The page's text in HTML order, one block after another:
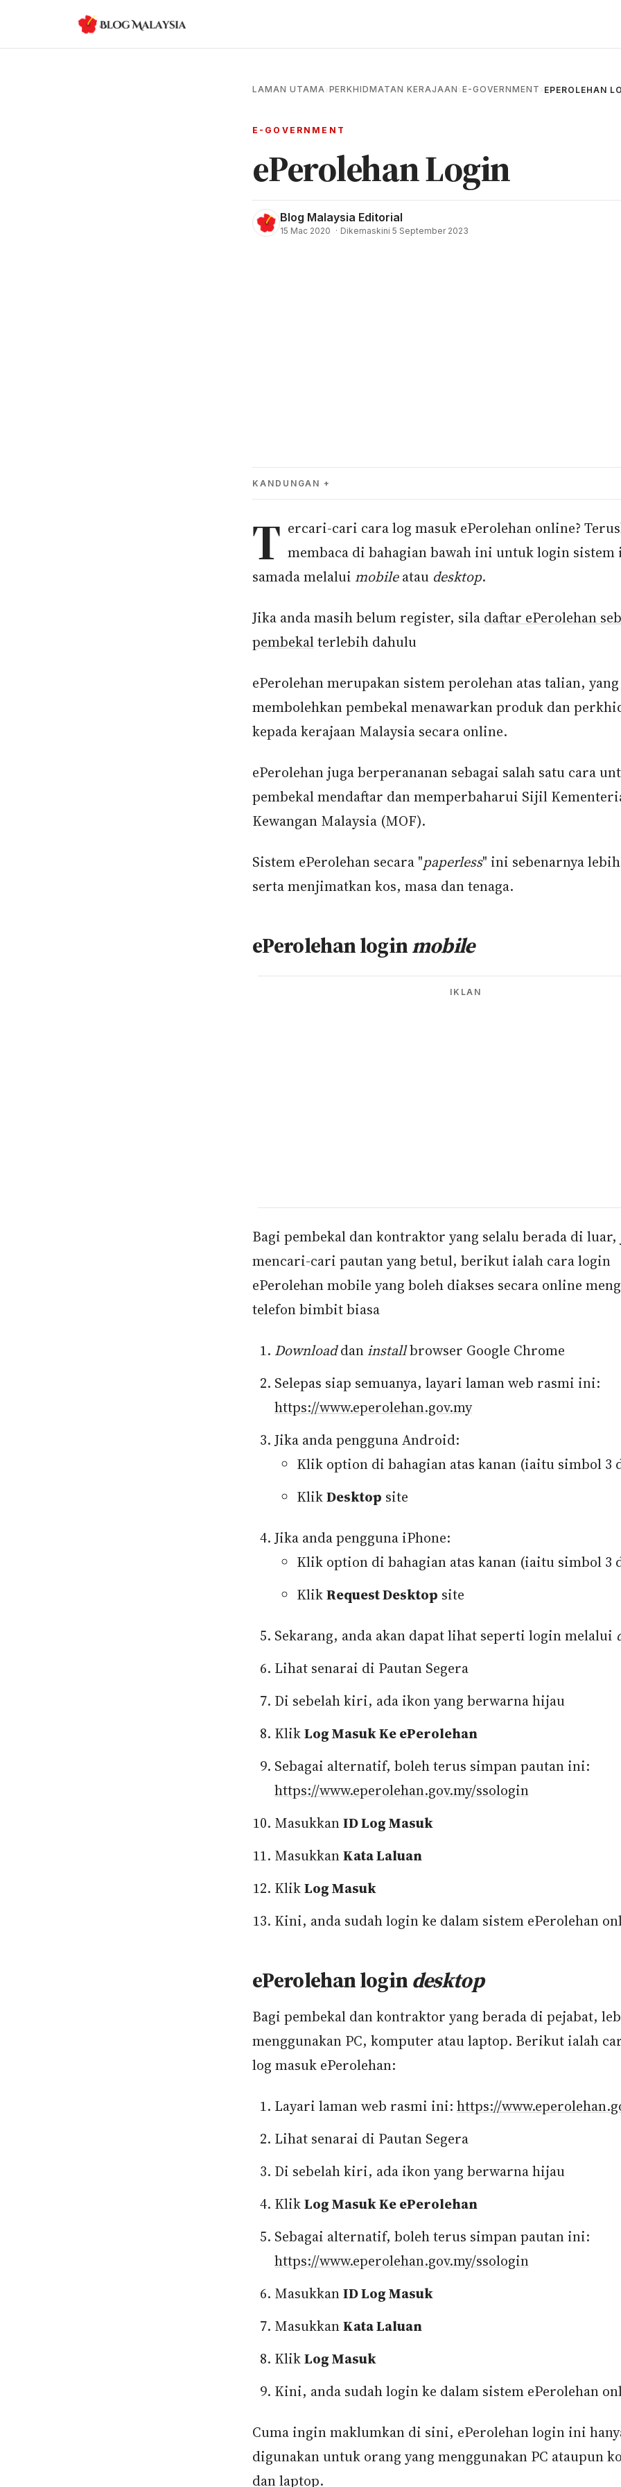
LAMAN UTAMA› PERKHIDMATAN KERAJAAN › E-GOVERNMENT › EPEROLEHAN
E-GOVERNMENT
ePerolehan Login
Blog Malaysia Editorial
15 Mac 2020 · Dikemaskini 5 September 2023
KANDUNGAN
T ercari-cari cara log masuk ePerolehan online?
membaca di bahagian bawah ini untuk login sistem
samada melalui mobileatau desktop.
Jika anda masih belum register, sila daftar ePerolehan
pembekalterlebih dahulu
ePerolehan merupakan sistem perolehan atas talian, yang
membolehkan pembekal menawarkan produk dan
kepada kerajaan Malaysia secara online.
ePerolehan juga berperananan sebagai salah satu cara
pembekal mendaftar dan memperbaharui Sijil
Kewangan Malaysia (MOF).
Sistem ePerolehan secara "paperless" ini sebenarnya
serta menjimatkan kos, masa dan tenaga.
ePerolehan loginmobile
IKLAN
Bagi pembekal dan kontraktor yang selalu berada di
mencari-cari pautan yang betul, berikut ialah cara login
ePerolehan mobile yang boleh diakses secara online
telefon bimbit biasa
Downloaddaninstallbrowser Google Chrome
Selepas siap semuanya, layari laman web rasmi ini:
https://www.eperolehan.gov.my
Jika anda pengguna Android:
Klik option di bahagian atas kanan (iaitu simbol 3
KlikDesktop site
Jika anda pengguna iPhone:
Klik option di bahagian atas kanan (iaitu simbol 3
KlikRequest Desktop site
Sekarang, anda akan dapat lihat seperti login melalui
Lihat senarai di Pautan Segera
Di sebelah kiri, ada ikon yang berwarna hijau
KlikLog Masuk Ke ePerolehan
Sebagai alternatif, boleh terus simpan pautan ini:
https://www.eperolehan.gov.my/ssologin
MasukkanID Log Masuk
MasukkanKata Laluan
KlikLog Masuk
Kini, anda sudah login ke dalam sistem ePerolehan
ePerolehan logindesktop
Bagi pembekal dan kontraktor yang berada di pejabat,
menggunakan PC, komputer atau laptop. Berikut ialah
log masuk ePerolehan:
Layari laman web rasmi ini: https://
Lihat senarai di Pautan Segera
Di sebelah kiri, ada ikon yang berwarna hijau
KlikLog Masuk Ke ePerolehan
Sebagai alternatif, boleh terus simpan pautan ini:
https://www.eperolehan.gov.my/ssologin
MasukkanID Log Masuk
MasukkanKata Laluan
KlikLog Masuk
Kini, anda sudah login ke dalam sistem ePerolehan
Cuma ingin maklumkan di sini, ePerolehan login ini
digunakan untuk orang yang menggunakan PC ataupun
dan laptop.